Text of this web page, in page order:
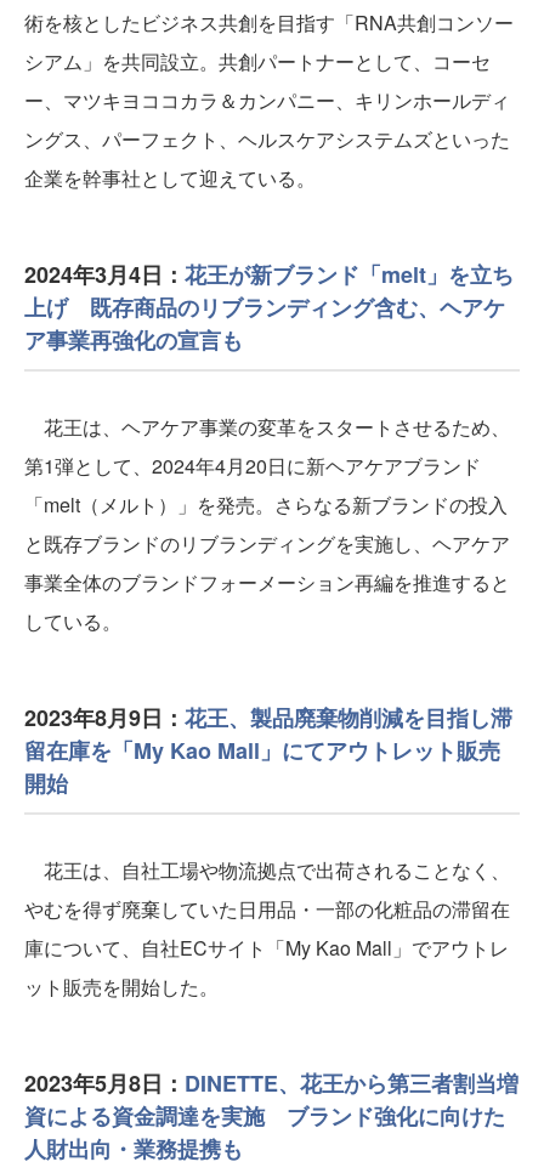
術を核としたビジネス共創を目指す「RNA共創コンソー
シアム」を共同設立。共創パートナーとして、コーセ
ー、マツキヨココカラ＆カンパニー、キリンホールディ
ングス、パーフェクト、ヘルスケアシステムズといった
企業を幹事社として迎えている。
2024年3月4日： 花王が新ブランド「melt」を立ち
上げ 既存商品のリブランディング含む、ヘアケ
ア事業再強化の宣言も
花王は、ヘアケア事業の変革をスタートさせるため、
第1弾として、2024年4月20日に新ヘアケアブランド
「melt（メルト）」を発売。さらなる新ブランドの投入
と既存ブランドのリブランディングを実施し、ヘアケア
事業全体のブランドフォーメーション再編を推進すると
している。
2023年8月9日： 花王、製品廃棄物削減を目指し滞
留在庫を「My Kao Mall」にてアウトレット販売
開始
花王は、自社工場や物流拠点で出荷されることなく、
やむを得ず廃棄していた日用品・一部の化粧品の滞留在
庫について、自社ECサイト「My Kao Mall」でアウトレ
ット販売を開始した。
2023年5月8日： DINETTE、花王から第三者割当増
資による資金調達を実施 ブランド強化に向けた
人財出向・業務提携も